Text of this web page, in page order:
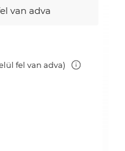
van adva
fel van adva)